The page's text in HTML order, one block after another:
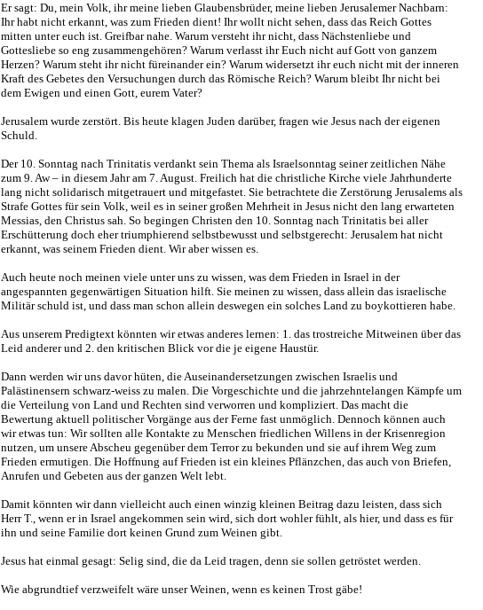
Er sagt: Du, mein Volk, ihr meine lieben Glaubensbrüder, meine lieben Jerusalemer Nachbarn:
Ihr habt nicht erkannt, was zum Frieden dient! Ihr wollt nicht sehen, dass das Reich Gottes
mitten unter euch ist. Greifbar nahe. Warum versteht ihr nicht, dass Nächstenliebe und
Gottesliebe so eng zusammengehören? Warum verlasst ihr Euch nicht auf Gott von ganzem
Herzen? Warum steht ihr nicht füreinander ein? Warum widersetzt ihr euch nicht mit der inneren
Kraft des Gebetes den Versuchungen durch das Römische Reich? Warum bleibt Ihr nicht bei
dem Ewigen und einen Gott, eurem Vater?
Jerusalem wurde zerstört. Bis heute klagen Juden darüber, fragen wie Jesus nach der eigenen
Schuld.
Der 10. Sonntag nach Trinitatis verdankt sein Thema als Israelsonntag seiner zeitlichen Nähe
zum 9. Aw – in diesem Jahr am 7. August. Freilich hat die christliche Kirche viele Jahrhunderte
lang nicht solidarisch mitgetrauert und mitgefastet. Sie betrachtete die Zerstörung Jerusalems als
Strafe Gottes für sein Volk, weil es in seiner großen Mehrheit in Jesus nicht den lang erwarteten
Messias, den Christus sah. So begingen Christen den 10. Sonntag nach Trinitatis bei aller
Erschütterung doch eher triumphierend selbstbewusst und selbstgerecht: Jerusalem hat nicht
erkannt, was seinem Frieden dient. Wir aber wissen es.
Auch heute noch meinen viele unter uns zu wissen, was dem Frieden in Israel in der
angespannten gegenwärtigen Situation hilft. Sie meinen zu wissen, dass allein das israelische
Militär schuld ist, und dass man schon allein deswegen ein solches Land zu boykottieren habe.
Aus unserem Predigtext könnten wir etwas anderes lernen: 1. das trostreiche Mitweinen über das
Leid anderer und 2. den kritischen Blick vor die je eigene Haustür.
Dann werden wir uns davor hüten, die Auseinandersetzungen zwischen Israelis und
Palästinensern schwarz-weiss zu malen. Die Vorgeschichte und die jahrzehntelangen Kämpfe um
die Verteilung von Land und Rechten sind verworren und kompliziert. Das macht die
Bewertung aktuell politischer Vorgänge aus der Ferne fast unmöglich. Dennoch können auch
wir etwas tun: Wir sollten alle Kontakte zu Menschen friedlichen Willens in der Krisenregion
nutzen, um unsere Abscheu gegenüber dem Terror zu bekunden und sie auf ihrem Weg zum
Frieden ermutigen. Die Hoffnung auf Frieden ist ein kleines Pflänzchen, das auch von Briefen,
Anrufen und Gebeten aus der ganzen Welt lebt.
Damit könnten wir dann vielleicht auch einen winzig kleinen Beitrag dazu leisten, dass sich
Herr T., wenn er in Israel angekommen sein wird, sich dort wohler fühlt, als hier, und dass es für
ihn und seine Familie dort keinen Grund zum Weinen gibt.
Jesus hat einmal gesagt: Selig sind, die da Leid tragen, denn sie sollen getröstet werden.
Wie abgrundtief verzweifelt wäre unser Weinen, wenn es keinen Trost gäbe!